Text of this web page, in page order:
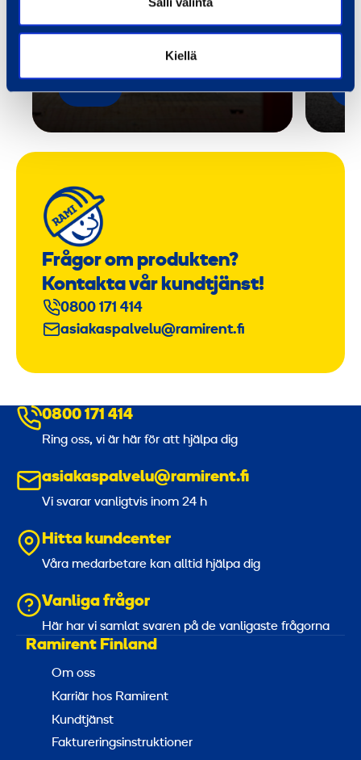
Kiellä
Läs
Frågor om produkten?
Kontakta vår kundtjänst!
0800 171 414
asiakaspalvelu@ramirent.fi
0800 171 414
Ring oss, vi är här för att hjälpa dig
asiakaspalvelu@ramirent.fi
Vi svarar vanligtvis inom 24 h
Hitta kundcenter
Våra medarbetare kan alltid hjälpa dig
Vanliga frågor
Här har vi samlat svaren på de vanligaste frågorna
Ramirent Finland
Om oss
Karriär hos Ramirent
Kundtjänst
Faktureringsinstruktioner